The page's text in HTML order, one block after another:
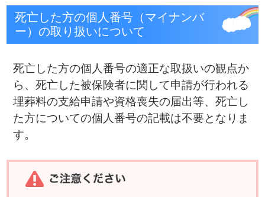
疾病予防事業
各種手続き
よくある質問
組合会議事録の閲覧に
ついて
マイナンバー制度